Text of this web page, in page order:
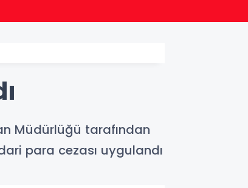
Müdürlüğü tarafından
para cezası uygulandı